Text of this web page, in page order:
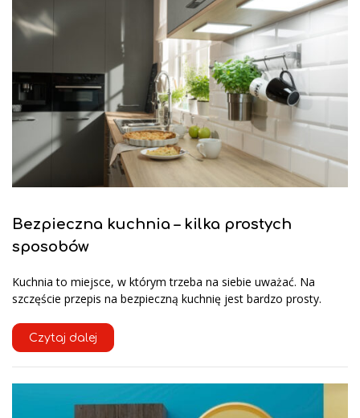
Bezpieczna kuchnia – kilka prostych
sposobów
Kuchnia to miejsce, w którym trzeba na siebie uważać. Na
szczęście przepis na bezpieczną kuchnię jest bardzo prosty.
Czytaj dalej